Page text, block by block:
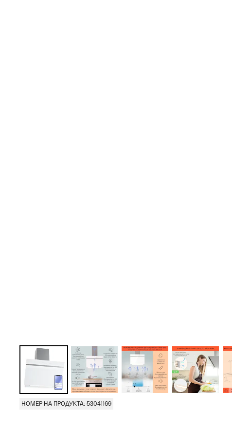
НОМЕР НА ПРОДУКТА: 53041169